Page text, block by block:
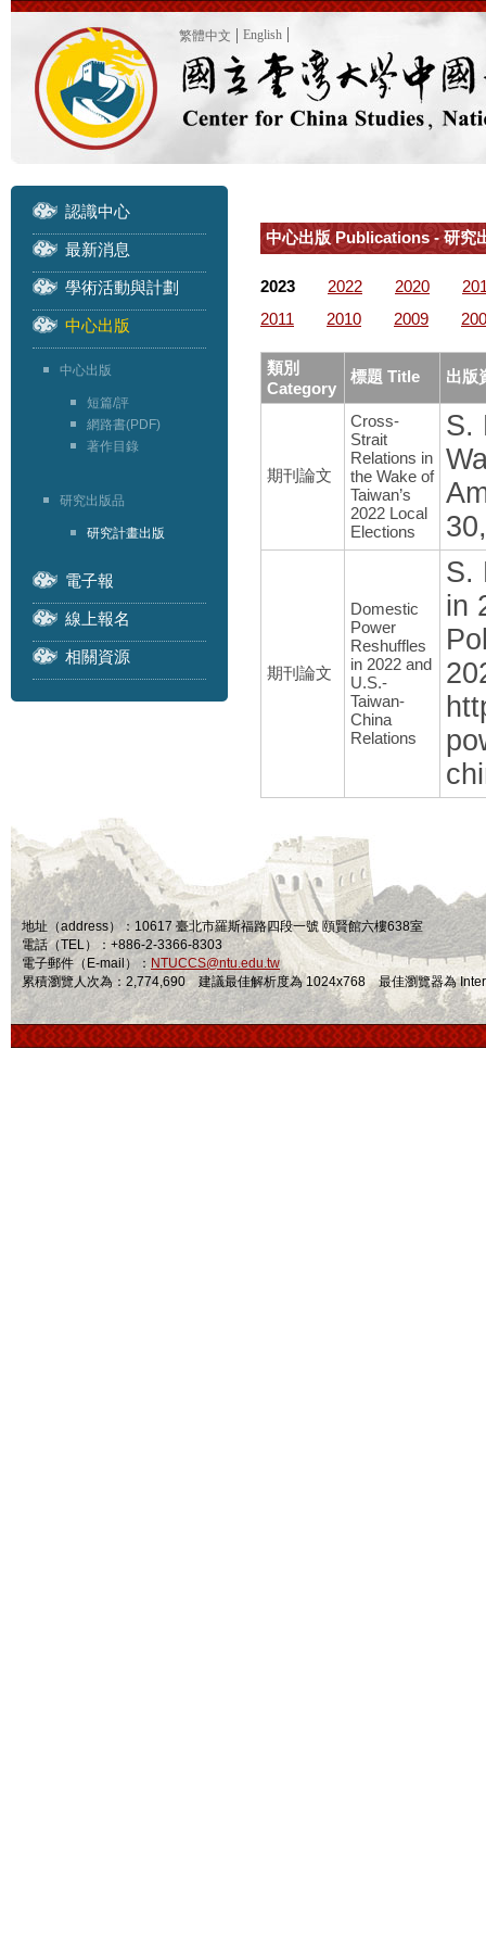
繁體中文 English
認識中心
最新消息
學術活動與計劃
中心出版
中心出版
短篇/評
網路書(PDF)
著作目錄
研究出版品
研究計畫出版
電子報
線上報名
相關資源
中心出版 Publications - 研究
2023 2022 2020
2011
2010 2009
類別
Category
標題 Title 出版
期刊論文
Cross-
Strait
Relations in
the Wake of
Taiwan’s
2022 Local
Elections
S.
期刊論文
Domestic
Power
Reshuffles
in 2022 and
U.S.-
Taiwan-
China
Relations
S.
in
地址（address）：10617 臺北市羅斯福路四段一號 頤賢館六樓638室
電話（TEL）：+886-2-3366-8303
電子郵件（E-mail）： NTUCCS@ntu.edu.tw
累積瀏覽人次為：2,774,690 建議最佳解析度為 1024x768 最佳瀏覽器為